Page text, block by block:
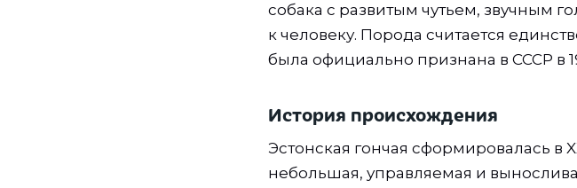
собака с развитым чутьем, звучным
к человеку. Порода считается
была официально признана в СССР в
История происхождения
Эстонская гончая сформировалась в
небольшая, управляемая и